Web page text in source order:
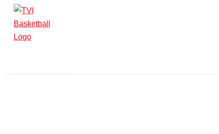
Zum
Inhalt
springen
Menu
Consent
service
themehigh
Consent
service
elementor
Consent
service
woocommerce
Consent
service
wordpress
Consent
service
sourcebuster-
Consent
service
automattic
Consent
service
google-
Consent
service
youtube
Consent
service
sonstiges